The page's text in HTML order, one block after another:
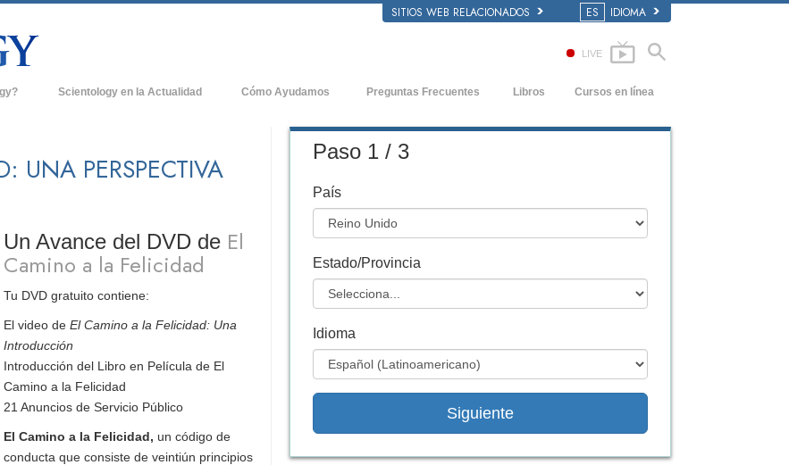
SITIOS WEB RELACIONADOS ES IDIOMA
LIVE
Scientology
de Scientology
Grandeza?
Scientology en la Actualidad
Nuevas Iglesias de Scientology
Freewinds
Llevando Scientology al Mundo
David Miscavige - Líder Eclesiástico de
Scientology
Cómo Ayudamos Preguntas Frecuentes
Antecedentes y principios básicos
Dentro de una Iglesia
Libros
Libros Iniciales
Cursos en línea
Cómo Resolver los Conflictos
Soluciones para un Entorno Peligroso
La Escala Tonal Emocional
Los Niños
UNA PERSPECTIVA
Un Avance del DVD de El
Camino a la Felicidad
Tu DVD gratuito contiene:
El video de El Camino a la Felicidad: Una
Introducción
Introducción del Libro en Película de El
Camino a la Felicidad
21 Anuncios de Servicio Público
El Camino a la Felicidad, un código de
conducta que consiste de veintiún principios
Paso 1 / 3
País
Estado/Provincia
Idioma
Siguiente